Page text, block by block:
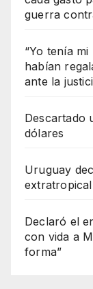
guerra
“Yo tenía
habían
ante la
Descartado
dólares
Uruguay
Declaró el
con vida a
forma”